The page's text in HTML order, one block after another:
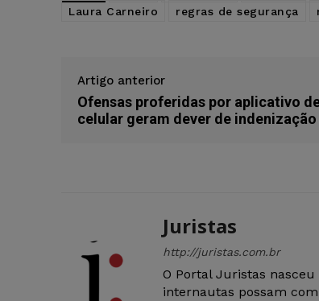
Laura Carneiro
regras de segurança
Artigo anterior
Ofensas proferidas por aplicativo
celular geram dever de indenização
Juristas
http://juristas.com.br
O Portal Juristas
internautas possam